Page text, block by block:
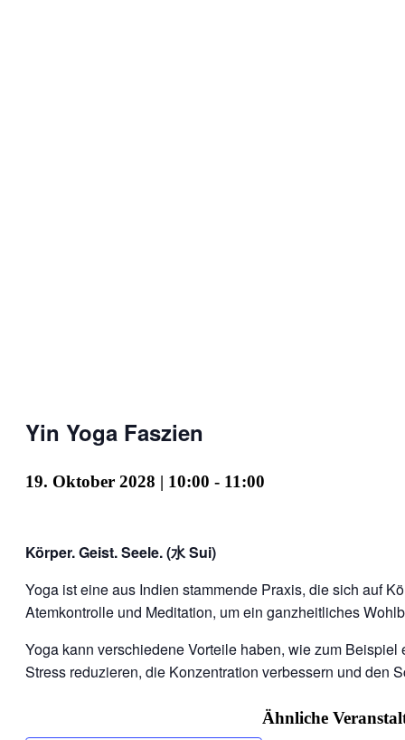
Yin Yoga Faszien
19. Oktober 2028 | 10:00 - 11:00
Körper. Geist. Seele. (水 Sui)
Yoga ist eine aus Indien stammende Praxis, die sich auf
Atemkontrolle und Meditation, um ein ganzheitliches
Yoga kann verschiedene Vorteile haben, wie zum
Stress reduzieren, die Konzentration verbessern und den
Ähnliche